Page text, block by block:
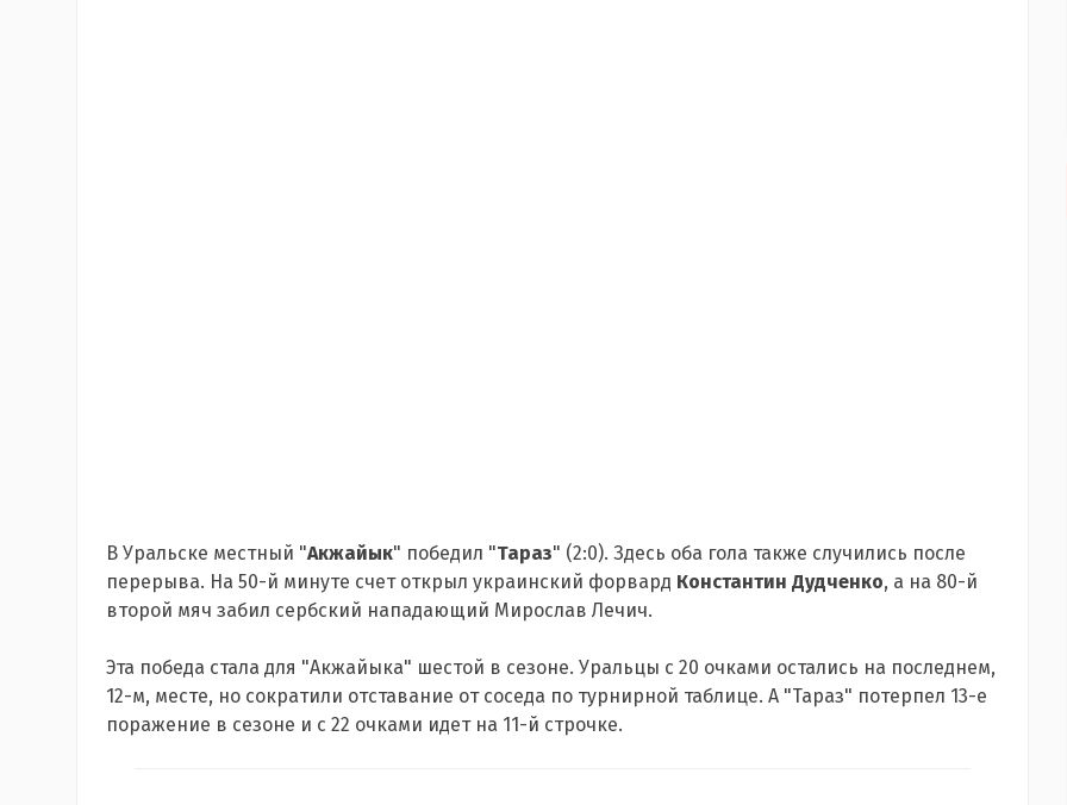
В Уральске местный "Акжайык" победил "Тараз" (2:0). Здесь оба гола также случились после
перерыва. На 50-й минуте счет открыл украинский форвард Константин Дудченко, а на 80-й
второй мяч забил сербский нападающий Мирослав Лечич.
Эта победа стала для "Акжайыка" шестой в сезоне. Уральцы с 20 очками остались на последнем,
12-м, месте, но сократили отставание от соседа по турнирной таблице. А "Тараз" потерпел 13-е
поражение в сезоне и с 22 очками идет на 11-й строчке.